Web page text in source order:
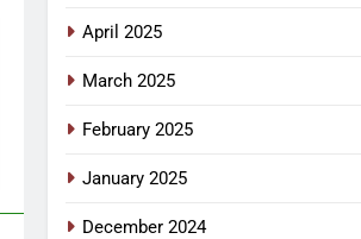
April 2025
March 2025
February 2025
January 2025
December 2024